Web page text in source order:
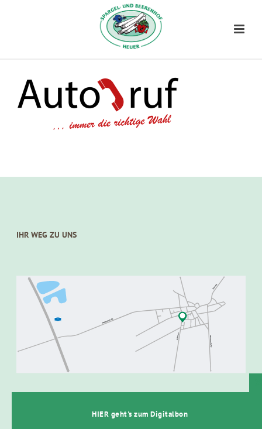
IHR WEG ZU UNS
SPARGEL- UND BEERENHOF HEUERHIER geht's zum Digitalbon